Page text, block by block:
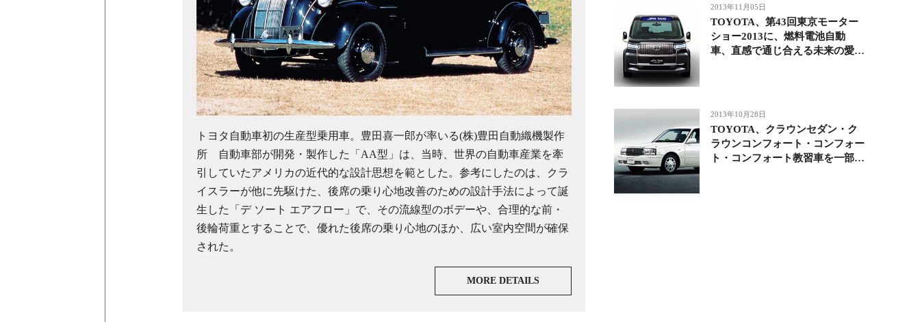
トヨタ自動車初の生産型乗用車。豊田喜一郎が率いる(株)豊田自動織機製作
所 自動車部が開発・製作した「AA型」は、当時、世界の自動車産業を牽
引していたアメリカの近代的な設計思想を範とした。参考にしたのは、クラ
イスラーが他に先駆けた、後席の乗り心地改善のための設計手法によって誕
生した「デ ソート エアフロー」で、その流線型のボデーや、合理的な前・
後輪荷重とすることで、優れた後席の乗り心地のほか、広い室内空間が確保
された。
MORE DETAILS
2013年11月05日
TOYOTA、第43回東京モーター
ショー2013に、燃料電池自動
車、直感で通じ合える未来の愛
2013年10月28日
TOYOTA、クラウンセダン・ク
ラウンコンフォート・コンフォー
ト・コンフォート教習車を一部改